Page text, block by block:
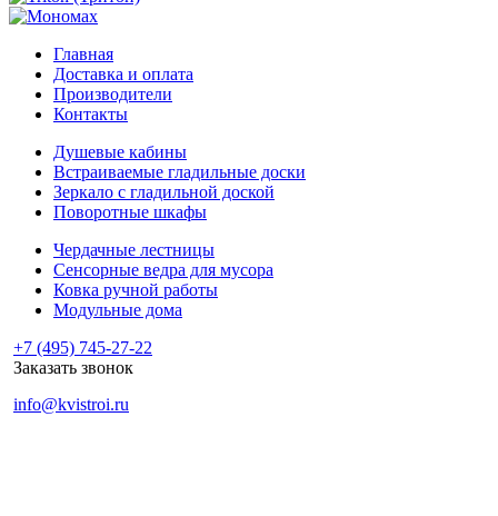
Главная
Доставка и оплата
Производители
Контакты
Душевые кабины
Встраиваемые гладильные доски
Зеркало с гладильной доской
Поворотные шкафы
Чердачные лестницы
Сенсорные ведра для мусора
Ковка ручной работы
Модульные дома
+7 (495) 745-27-22
Заказать звонок
info@kvistroi.ru